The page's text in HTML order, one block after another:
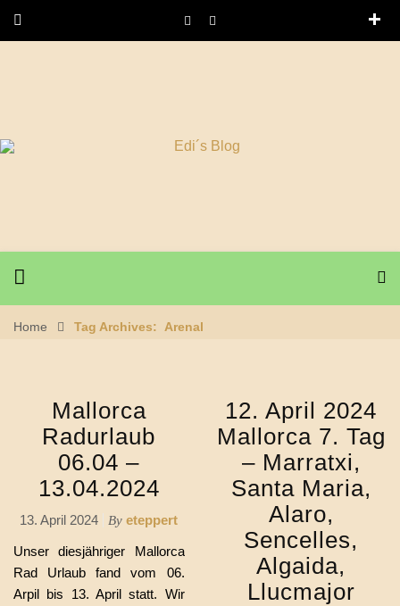
Home Tag Archives: Arenal
Mallorca
Radurlaub
06.04 –
13.04.2024
13. April 2024 By eteppert
Unser diesjähriger Mallorca
Rad Urlaub fand vom 06.
Arpil bis 13. April statt. Wir
12. April 2024
Mallorca 7. Tag
– Marratxi,
Santa Maria,
Alaro,
Sencelles,
Algaida,
Llucmajor